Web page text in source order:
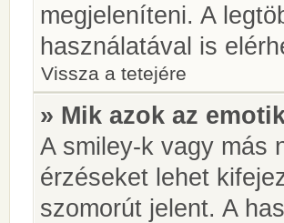
megjeleníteni. A
használatával is
Vissza a tetejére
» Mik azok az
A smiley-k vagy más
érzéseket lehet
szomorút jelent. A